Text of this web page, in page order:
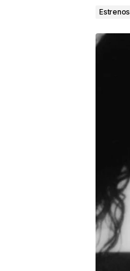
Estrenos